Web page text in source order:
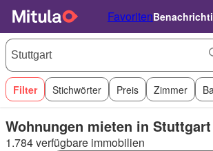
Favoriten
Filter Stichwörter Preis Zimmer
Wohnungen mieten in Stuttgart
1.784 verfügbare immobilien